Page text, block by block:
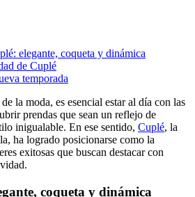
elegante, coqueta y dinámica
de Cuplé
temporada
la moda, es esencial estar al día con las
prendas que sean un reflejo de
inigualable. En ese sentido, Cuplé, la
ha logrado posicionarse como la
exitosas que buscan destacar con
coqueta y dinámica